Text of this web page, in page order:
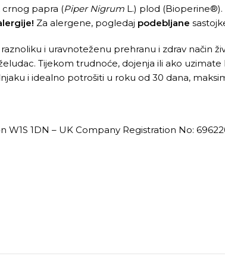
crnog papra (Piper Nigrum L.) plod (Bioperine®).
Za alergene, pogledaj podebljane
i uravnoteženu prehranu i zdrav način
Tijekom trudnoće, dojenja ili ako
i idealno potrošiti u roku od 30 dana,
1DN – UK Company Registration No: